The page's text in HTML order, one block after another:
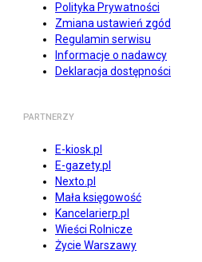
Polityka Prywatności
Zmiana ustawień zgód
Regulamin serwisu
Informacje o nadawcy
Deklaracja dostępności
PARTNERZY
E-kiosk.pl
E-gazety.pl
Nexto.pl
Mała księgowość
Kancelarierp.pl
Wieści Rolnicze
Życie Warszawy